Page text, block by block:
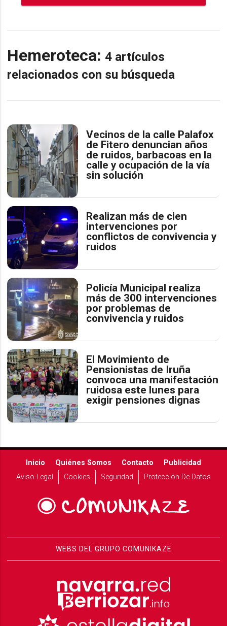
Hemeroteca:4 artículos
relacionados con su búsqueda
Vecinos de la calle Palafox
de Fitero denuncian años
de ruidos, barbacoas en la
calle y ocupación de la vía
sin solución
Realizan más de cien
intervenciones por
conflictos de convivencia y
ruidos
Policía Municipal realiza
más de 300 intervenciones
por problemas de
convivencia y ruidos
El Movimiento de
Pensionistas de Iruña
convoca una manifestación
ruidosa este lunes para
exigir pensiones dignas
Inicio Quiénes Somos Contacto
Publicidad
Aviso Legal
Cookies Seguridad Protección De Datos
WEBS DEL GRUPO COMUNIKAZE